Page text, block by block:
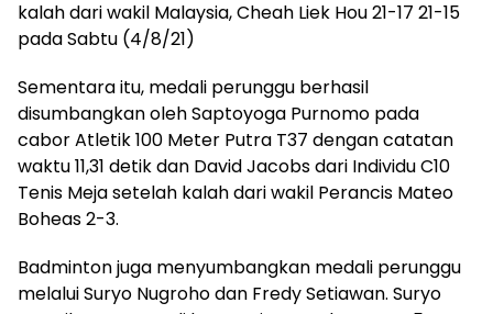
kalah dari wakil Malaysia, Cheah Liek Hou 21-17 21-15
pada Sabtu (4/8/21)
Sementara itu, medali perunggu berhasil
disumbangkan oleh Saptoyoga Purnomo pada
cabor Atletik 100 Meter Putra T37 dengan catatan
waktu 11,31 detik dan David Jacobs dari Individu C10
Tenis Meja setelah kalah dari wakil Perancis Mateo
Boheas 2-3.
Badminton juga menyumbangkan medali perunggu
melalui Suryo Nugroho dan Fredy Setiawan. Suryo